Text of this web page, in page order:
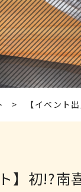
【イベント
】初!?南